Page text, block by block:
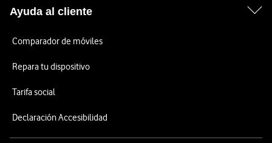
Ayuda al cliente
Comparador de móviles
Repara tu dispositivo
Tarifa social
Declaración Accesibilidad